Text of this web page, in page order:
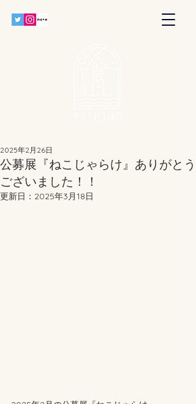
公募展『ねこじゃらけ』ありがとう
ございました！！
2025年2月26日
更新日： 2025年3月18日